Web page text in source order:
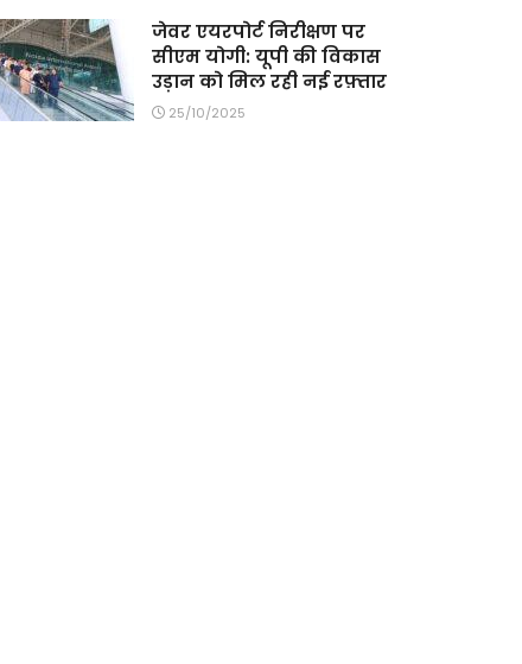
जेवर एयरपोर्ट निरीक्षण पर
सीएम योगी: यूपी की विकास
उड़ान को मिल रही नई रफ़्तार
25/10/2025